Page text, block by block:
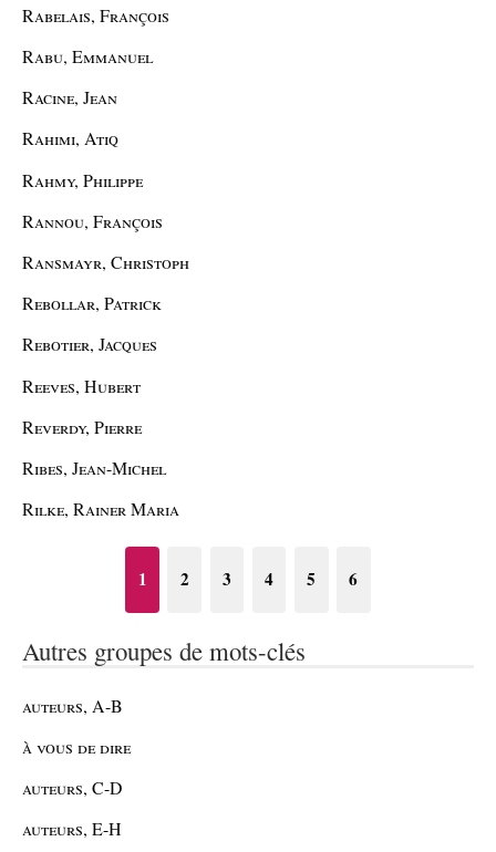
Rabelais, François
Rabu, Emmanuel
Racine, Jean
Rahimi, Atiq
Rahmy, Philippe
Rannou, François
Ransmayr, Christoph
Rebollar, Patrick
Rebotier, Jacques
Reeves, Hubert
Reverdy, Pierre
Ribes, Jean-Michel
Rilke, Rainer Maria
1 2 3 4 5 6
Autres groupes de mots-clés
auteurs, A-B
à vous de dire
auteurs, C-D
auteurs, E-H